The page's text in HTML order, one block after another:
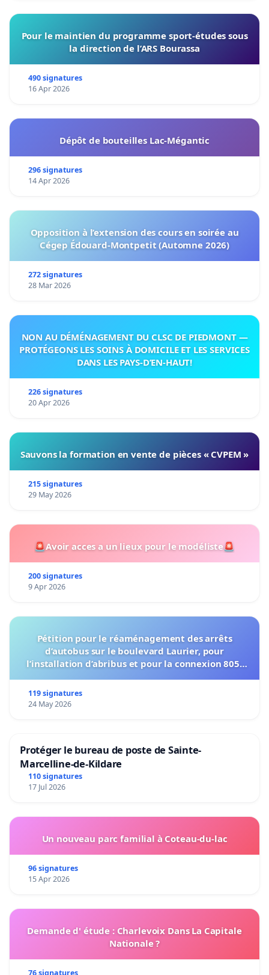
Pour le maintien du programme sport-études sous
la direction de l’ARS Bourassa
490 signatures
16 Apr 2026
Dépôt de bouteilles Lac-Mégantic
296 signatures
14 Apr 2026
Opposition à l’extension des cours en soirée au
Cégep Édouard-Montpetit (Automne 2026)
272 signatures
28 Mar 2026
NON AU DÉMÉNAGEMENT DU CLSC DE PIEDMONT —
PROTÉGEONS LES SOINS À DOMICILE ET LES SERVICES
DANS LES PAYS-D’EN-HAUT!
226 signatures
20 Apr 2026
Sauvons la formation en vente de pièces « CVPEM »
215 signatures
29 May 2026
🚨Avoir acces a un lieux pour le modéliste🚨
200 signatures
9 Apr 2026
Pétition pour le réaménagement des arrêts
d’autobus sur le boulevard Laurier, pour
l’installation d’abribus et pour la connexion 805-
119 signatures
24 May 2026
Protéger le bureau de poste de Sainte-
Marcelline-de-Kildare
110 signatures
17 Jul 2026
Un nouveau parc familial à Coteau-du-lac
96 signatures
15 Apr 2026
Demande d' étude : Charlevoix Dans La Capitale
Nationale ?
76 signatures